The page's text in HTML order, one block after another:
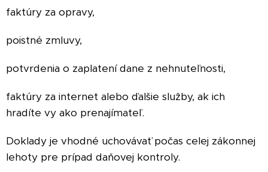
faktúry za opravy,
poistné zmluvy,
potvrdenia o zaplatení dane z nehnuteľnosti,
faktúry za internet alebo ďalšie služby, ak ich
hradíte vy ako prenajímateľ.
Doklady je vhodné uchovávať počas celej zákonnej
lehoty pre prípad daňovej kontroly.